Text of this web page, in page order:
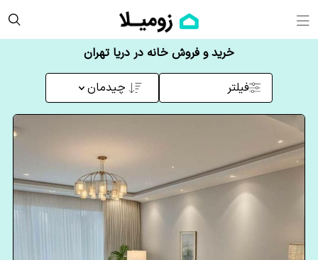
خرید و فروش خانه در دریا تهران
فیلتر چیدمان